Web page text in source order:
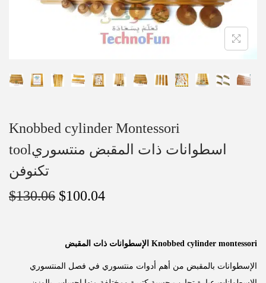
Knobbed cylinder Montessori
toolاسطوانات ذات المقبض منتسوري
تكنوفن
$130.06 $100.04
الإسطوانات ذات المقبض Knobbed cylinder montessori
الإسطوانات بالمقبض من أهم أدوات منتسوري في فصل المنتسوري